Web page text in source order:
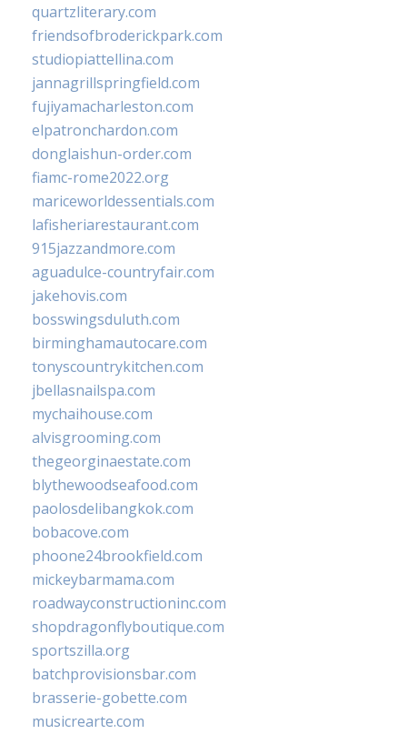
quartzliterary.com
friendsofbroderickpark.com
studiopiattellina.com
jannagrillspringfield.com
fujiyamacharleston.com
elpatronchardon.com
donglaishun-order.com
fiamc-rome2022.org
mariceworldessentials.com
lafisheriarestaurant.com
915jazzandmore.com
aguadulce-countryfair.com
jakehovis.com
bosswingsduluth.com
birminghamautocare.com
tonyscountrykitchen.com
jbellasnailspa.com
mychaihouse.com
alvisgrooming.com
thegeorginaestate.com
blythewoodseafood.com
paolosdelibangkok.com
bobacove.com
phoone24brookfield.com
mickeybarmama.com
roadwayconstructioninc.com
shopdragonflyboutique.com
sportszilla.org
batchprovisionsbar.com
brasserie-gobette.com
musicrearte.com